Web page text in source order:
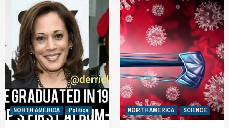
NORTH AMERICA Politica NORTH AMERICA SCIENCE